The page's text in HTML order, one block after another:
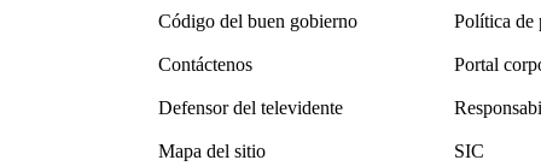
Código del buen gobierno
Contáctenos
Defensor del televidente
Mapa del sitio
Política de
Portal
SIC